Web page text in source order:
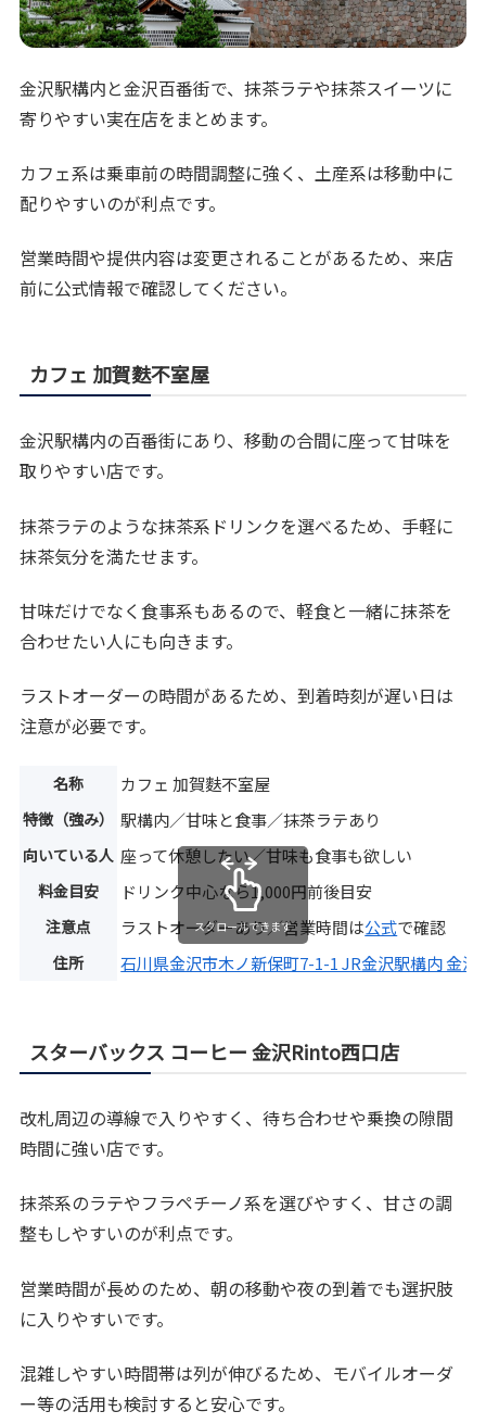
金沢駅構内と金沢百番街で、抹茶ラテや抹茶スイーツに
寄りやすい実在店をまとめます。
カフェ系は乗車前の時間調整に強く、土産系は移動中に
配りやすいのが利点です。
営業時間や提供内容は変更されることがあるため、来店
前に公式情報で確認してください。
カフェ 加賀麩不室屋
金沢駅構内の百番街にあり、移動の合間に座って甘味を
取りやすい店です。
抹茶ラテのような抹茶系ドリンクを選べるため、手軽に
抹茶気分を満たせます。
甘味だけでなく食事系もあるので、軽食と一緒に抹茶を
合わせたい人にも向きます。
ラストオーダーの時間があるため、到着時刻が遅い日は
注意が必要です。
名称 カフェ 加賀麩不室屋
特徴（強み） 駅構内／甘味と食事／抹茶ラテあり
向いている人 座って休憩したい／甘味も食事も欲しい
料金目安 ドリンク中心なら1,000円前後目安
注意点 ラストオーダーあり／営業時間は公式で確認
住所 石川県金沢市木ノ新保町7-1-1 JR金沢駅構内 金
スクロールできます
スターバックス コーヒー 金沢Rinto西口店
改札周辺の導線で入りやすく、待ち合わせや乗換の隙間
時間に強い店です。
抹茶系のラテやフラペチーノ系を選びやすく、甘さの調
整もしやすいのが利点です。
営業時間が長めのため、朝の移動や夜の到着でも選択肢
に入りやすいです。
混雑しやすい時間帯は列が伸びるため、モバイルオーダ
ー等の活用も検討すると安心です。